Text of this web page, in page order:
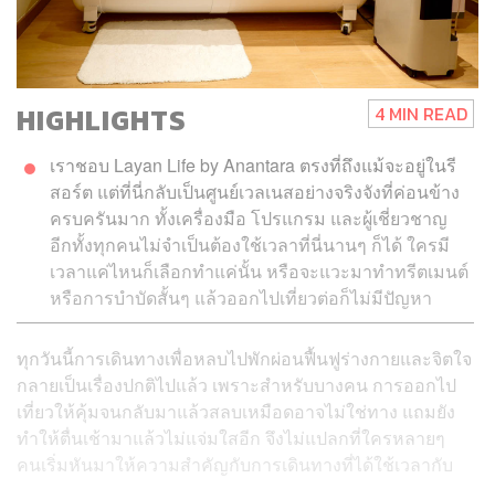
HIGHLIGHTS 4 MIN READ
เราชอบ Layan Life by Anantara ตรงที่ถึงแม้จะอยู่ในรี
สอร์ต แต่ที่นี่กลับเป็นศูนย์เวลเนสอย่างจริงจังที่ค่อนข้าง
ครบครันมาก ทั้งเครื่องมือ โปรแกรม และผู้เชี่ยวชาญ
อีกทั้งทุกคนไม่จำเป็นต้องใช้เวลาที่นี่นานๆ ก็ได้ ใครมี
เวลาแค่ไหนก็เลือกทำแค่นั้น หรือจะแวะมาทำทรีตเมนต์
หรือการบำบัดสั้นๆ แล้วออกไปเที่ยวต่อก็ไม่มีปัญหา
ทุกวันนี้การเดินทางเพื่อหลบไปพักผ่อนฟื้นฟูร่างกายและจิตใจ
กลายเป็นเรื่องปกติไปแล้ว เพราะสำหรับบางคน การออกไป
เที่ยวให้คุ้มจนกลับมาแล้วสลบเหมือดอาจไม่ใช่ทาง แถมยัง
ทำให้ตื่นเช้ามาแล้วไม่แจ่มใสอีก จึงไม่แปลกที่ใครหลายๆ
คนเริ่มหันมาให้ความสำคัญกับการเดินทางที่ได้ใช้เวลากับ